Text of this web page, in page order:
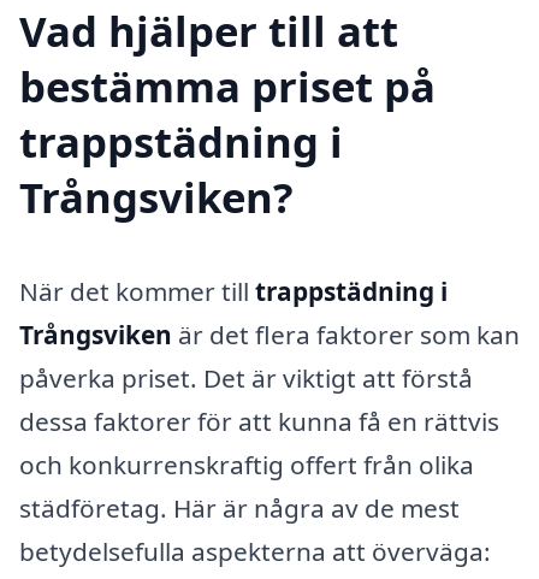
Vad hjälper till att
bestämma priset på
trappstädning i
Trångsviken?
När det kommer till trappstädning i
Trångsviken är det flera faktorer som kan
påverka priset. Det är viktigt att förstå
dessa faktorer för att kunna få en rättvis
och konkurrenskraftig offert från olika
städföretag. Här är några av de mest
betydelsefulla aspekterna att överväga: